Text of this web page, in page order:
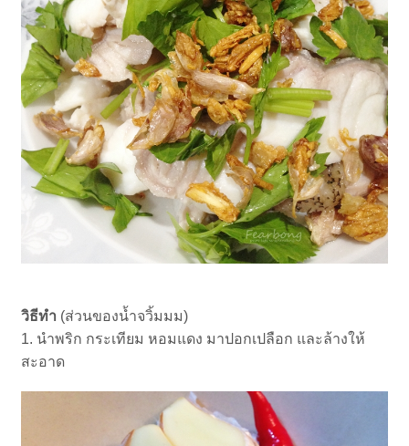
วิธีทำ (ส่วนของน้ำจวิ้มมม)
1. นำพริก กระเทียม หอมแดง มาปอกเปลือก และล้างให้
สะอาด